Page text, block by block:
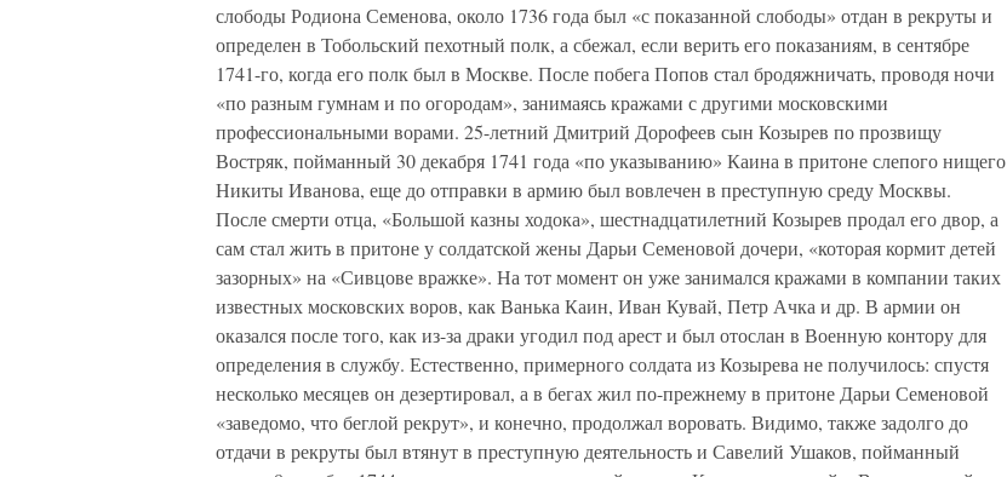
слободы Родиона Семенова, около 1736 года был «с показанной слободы» отдан в рекруты и
определен в Тобольский пехотный полк, а сбежал, если верить его показаниям, в сентябре
1741-го, когда его полк был в Москве. После побега Попов стал бродяжничать, проводя ночи
«по разным гумнам и по огородам», занимаясь кражами с другими московскими
профессиональными ворами. 25-летний Дмитрий Дорофеев сын Козырев по прозвищу
Востряк, пойманный 30 декабря 1741 года «по указыванию» Каина в притоне слепого нищего
Никиты Иванова, еще до отправки в армию был вовлечен в преступную среду Москвы.
После смерти отца, «Большой казны ходока», шестнадцатилетний Козырев продал его двор, а
сам стал жить в притоне у солдатской жены Дарьи Семеновой дочери, «которая кормит детей
зазорных» на «Сивцове вражке». На тот момент он уже занимался кражами в компании таких
известных московских воров, как Ванька Каин, Иван Кувай, Петр Ачка и др. В армии он
оказался после того, как из-за драки угодил под арест и был отослан в Военную контору для
определения в службу. Естественно, примерного солдата из Козырева не получилось: спустя
несколько месяцев он дезертировал, а в бегах жил по-прежнему в притоне Дарьи Семеновой
«заведомо, что беглой рекрут», и конечно, продолжал воровать. Видимо, также задолго до
отдачи в рекруты был втянут в преступную деятельность и Савелий Ушаков, пойманный